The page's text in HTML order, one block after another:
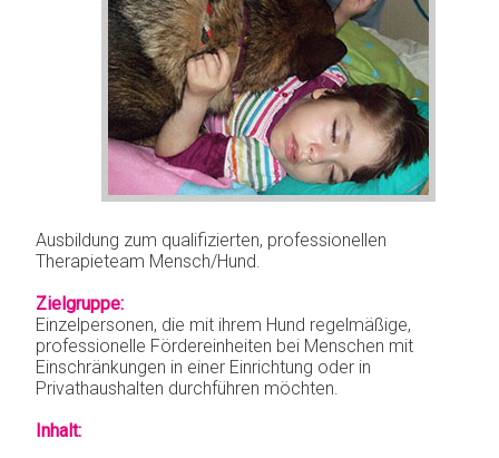
Tierbesuchs-
dienst
Ausbildung zum qualifizierten, professionellen
Therapieteam Mensch/Hund.
Zielgruppe:
Einzelpersonen, die mit ihrem Hund regelmäßige,
professionelle Fördereinheiten bei Menschen mit
Einschränkungen in einer Einrichtung oder in
Privathaushalten durchführen möchten.
Inhalt: